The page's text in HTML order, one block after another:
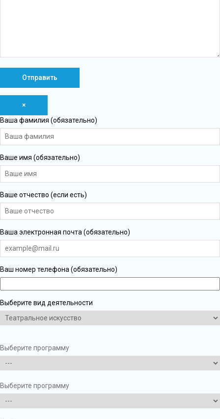
×
Ваша фамилия (обязательно)
Ваше имя (обязательно)
Ваше отчество (если есть)
Ваша электронная почта (обязательно)
Ваш номер телефона (обязательно)
Выберите вид деятельности
Выберите программу
Выберите программу